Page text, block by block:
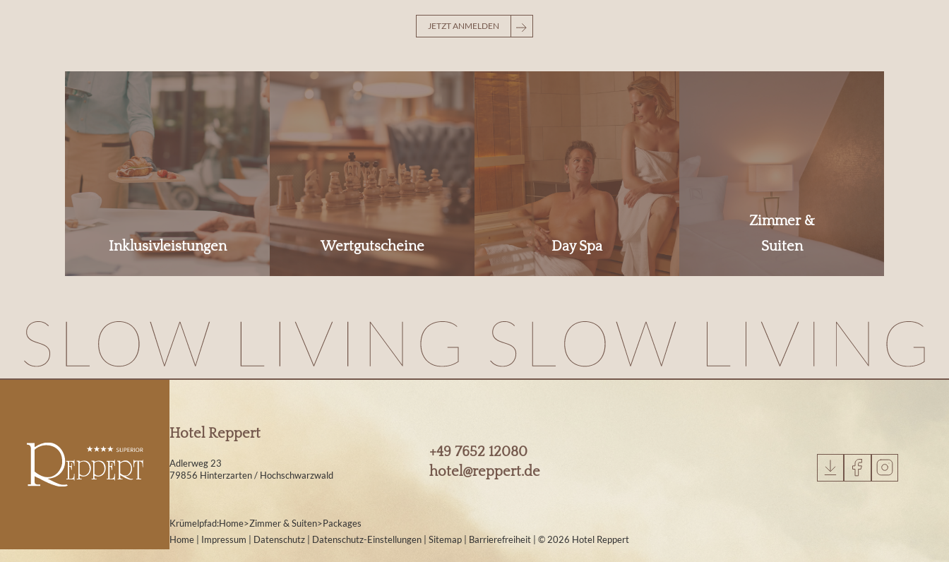
JETZT ANMELDEN
Inklusivleistungen Wertgutscheine Day Spa
Zimmer &
Suiten
Hotel Reppert
Adlerweg 23
79856 Hinterzarten / Hochschwarzwald
+49 7652 12080
hotel@reppert.de
Krümelpfad:Home>Zimmer & Suiten>Packages
Home
Impressum Datenschutz Datenschutz-Einstellungen Sitemap Barrierefreiheit © 2026 Hotel Reppert